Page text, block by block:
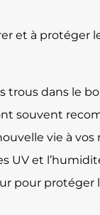
et à protéger
trous dans le
souvent
vie à
UV et
pour protéger